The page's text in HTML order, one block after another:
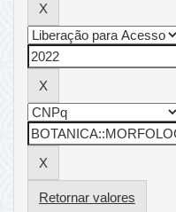
Retornar valores